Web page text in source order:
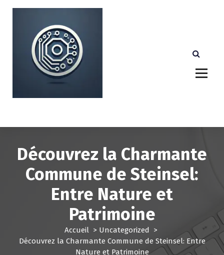
e
Découvrez la Charmante
Commune de Steinsel:
Entre Nature et
Patrimoine
Accueil > Uncategorized >
Découvrez la Charmante Commune de Steinsel: Entre
Nature et Patrimoine